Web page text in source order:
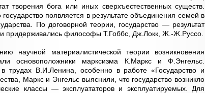
творения бога или иных сверхъестественных существ.
появляется в результате объединения семей в
По договорной теории, государство — результат
придерживались философы Т.Гоббс, Дж.Локк, Ж.-Ж.Руссо.
научной материалистической теории возникновения
основоположники марксизма К.Маркс и Ф.Энгельс.
трудах В.И.Ленина, особенно в работе «Государство и
Маркс и Энгельс выяснили, что государство возникло
классы — эксплуататоров и эксплуатируемых. Для